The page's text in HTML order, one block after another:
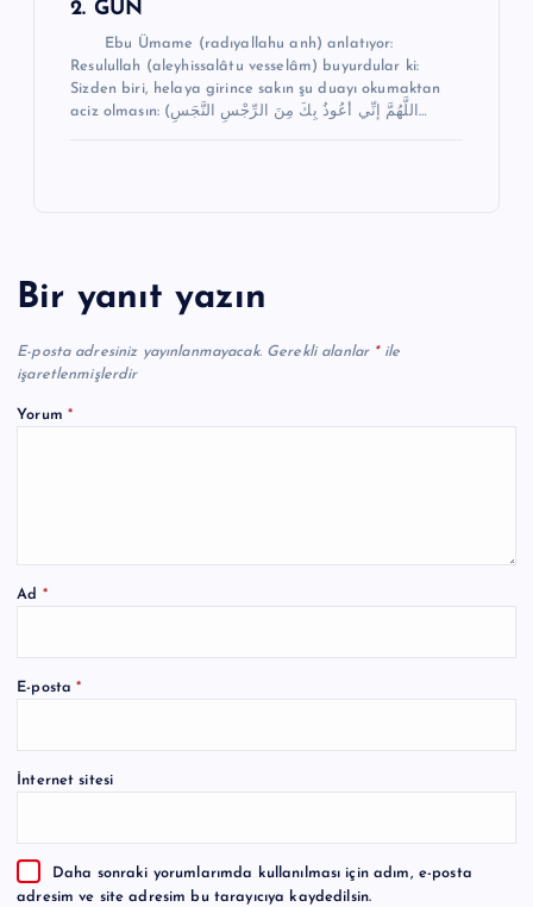
2. GÜN
Ebu Ümame (radıyallahu anh) anlatıyor:
Resulullah (aleyhissalâtu vesselâm) buyurdular ki:
Sizden biri, helaya girince sakın şu duayı okumaktan
aciz olmasın: (اللَّهُمَّ إنِّي أعُوذُ بِكَ مِنَ الرِّجْسِ النَّجَسِ…
Bir yanıt yazın
E-posta adresiniz yayınlanmayacak. Gerekli alanlar *ile
işaretlenmişlerdir
Yorum *
Ad *
E-posta*
İnternet sitesi
Daha sonraki yorumlarımda kullanılması için adım, e-posta
adresim ve site adresim bu tarayıcıya kaydedilsin.
A
e
a
t